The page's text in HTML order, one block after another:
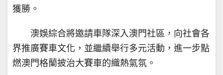
獲勝。
澳娛綜合將邀請車隊深入澳門社區，向社會各
界推廣賽車文化，並繼續舉行多元活動，進一步點
燃澳門格蘭披治大賽車的織熱氣氛。